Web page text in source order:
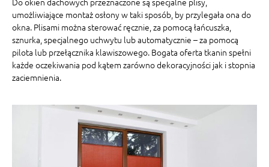
umożliwiające montaż osłony w taki sposób, by przylegała ona do
okna. Plisami można sterować ręcznie, za pomocą łańcuszka,
sznurka, specjalnego uchwytu lub automatycznie – za pomocą
pilota lub przełącznika klawiszowego. Bogata oferta tkanin spełni
każde oczekiwania pod kątem zarówno dekoracyjności jak i stopnia
zaciemnienia.